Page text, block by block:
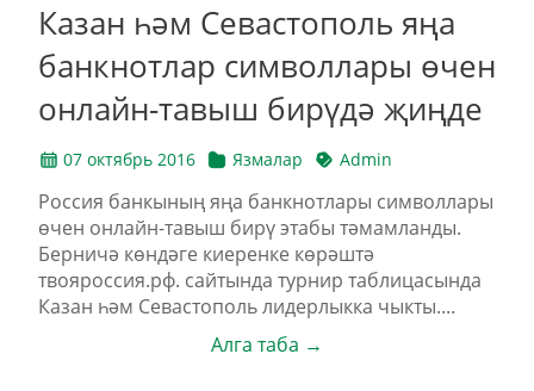
Казан һәм Севастополь яңа
банкнотлар символлары өчен
онлайн-тавыш бирүдә җиңде
07 октябрь 2016 Язмалар Admin
Россия банкының яңа банкнотлары символлары
өчен онлайн-тавыш бирү этабы тәмамланды.
Берничә көндәге киеренке көрәштә
твояроссия.рф. сайтында турнир таблицасында
Казан һәм Севастополь лидерлыкка чыкты....
Алга таба →